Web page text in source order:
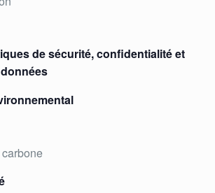
de sécurité, confidentialité et